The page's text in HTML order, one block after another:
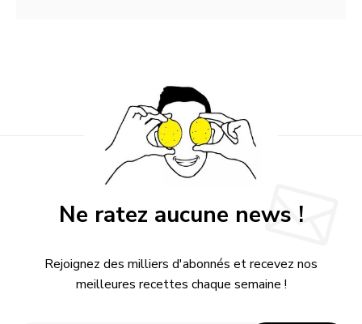
Ne ratez aucune news !
Rejoignez des milliers d'abonnés et recevez nos
meilleures recettes chaque semaine !